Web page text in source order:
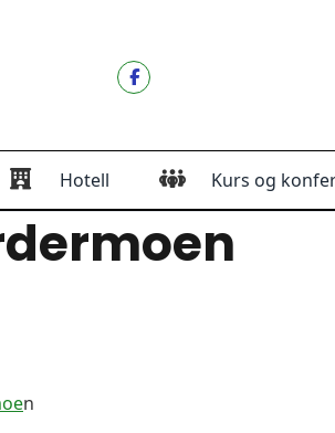
Hotell Kurs og
n